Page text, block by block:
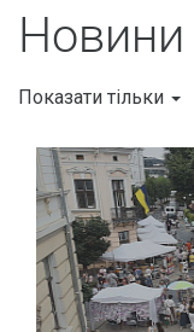
Новини
Показати тільки